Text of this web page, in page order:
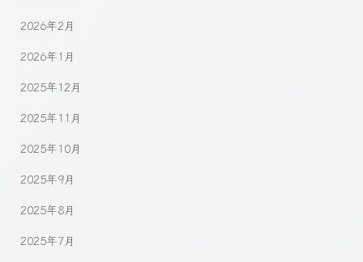
2026年2月
2026年1月
2025年12月
2025年11月
2025年10月
2025年9月
2025年8月
2025年7月